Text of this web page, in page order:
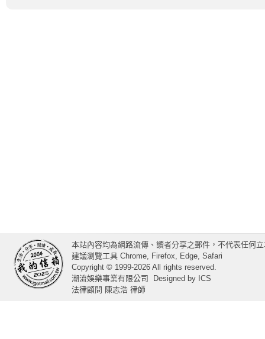
本站內容均為網路流傳、讀者分享之郵件，不代表任何
建議瀏覽工具 Chrome, Firefox, Edge, Safari
Copyright © 1999-2026 All rights reserved.
潮流娛樂事業有限公司
Designed by ICS
法律顧問 陳志浩 律師